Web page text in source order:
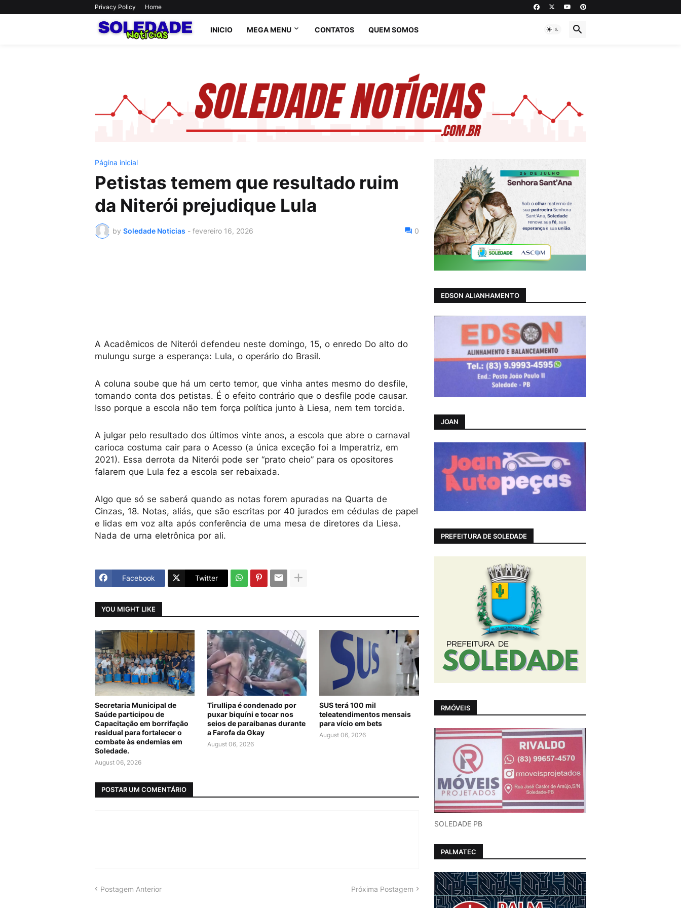
Privacy Policy Home
INICIO MEGA MENU CONTATOS QUEM SOMOS
Página inicial
Petistas temem que resultado ruim
da Niterói prejudique Lula
by Soledade Noticias - fevereiro 16, 2026 0
A Acadêmicos de Niterói defendeu neste domingo, 15, o enredo Do alto do
mulungu surge a esperança: Lula, o operário do Brasil.
A coluna soube que há um certo temor, que vinha antes mesmo do desfile,
tomando conta dos petistas. É o efeito contrário que o desfile pode causar.
Isso porque a escola não tem força política junto à Liesa, nem tem torcida.
A julgar pelo resultado dos últimos vinte anos, a escola que abre o carnaval
carioca costuma cair para o Acesso (a única exceção foi a Imperatriz, em
2021). Essa derrota da Niterói pode ser “prato cheio” para os opositores
falarem que Lula fez a escola ser rebaixada.
Algo que só se saberá quando as notas forem apuradas na Quarta de
Cinzas, 18. Notas, aliás, que são escritas por 40 jurados em cédulas de papel
e lidas em voz alta após conferência de uma mesa de diretores da Liesa.
Nada de urna eletrônica por ali.
Facebook Twitter
YOU MIGHT LIKE
Secretaria Municipal de
Saúde participou de
Capacitação em borrifação
residual para fortalecer o
combate às endemias em
Soledade.
August 06, 2026
Tirullipa é condenado por
puxar biquíni e tocar nos
seios de paraibanas durante
a Farofa da Gkay
August 06, 2026
SUS terá 100 mil
teleatendimentos mensais
para vício em bets
August 06, 2026
POSTAR UM COMENTÁRIO
Postagem Anterior Próxima Postagem
EDSON ALIANHAMENTO
JOAN
PREFEITURA DE SOLEDADE
RMÓVEIS
SOLEDADE PB
PALMATEC